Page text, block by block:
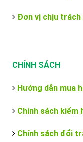
Đơn vị chịu trách
CHÍNH SÁCH
Hướng dẫn mua
Chính sách kiểm
Chính sách đổi